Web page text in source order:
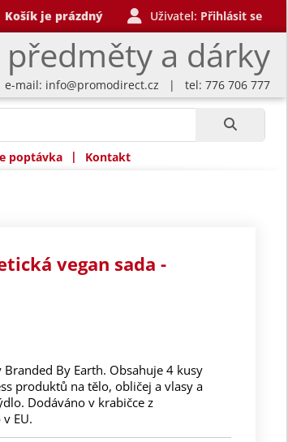
a dárky
Košík je prázdný Uživatel: Přihlásit se
mail: info@promodirect.cz | tel: 776 706 777
poptávka | Kontakt
vegan sada -
Branded By Earth. Obsahuje 4 kusy
produktů na tělo, obličej a vlasy a
Dodáváno v krabičce z
EU.